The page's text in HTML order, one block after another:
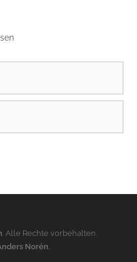
. Alle Rechte vorbehalten.
Norén